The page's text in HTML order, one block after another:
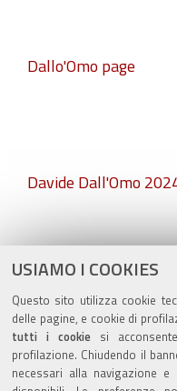
USIAMO I COOKIES
Questo sito utilizza cookie
delle pagine, e cookie di
tutti i cookiesi
profilazione. Chiudendo il
necessari alla navigazione
Dallo'Omo page
Davide Dall'Omo
Azioni
sul
documento
pubblicato il13/
ultima modifica28/